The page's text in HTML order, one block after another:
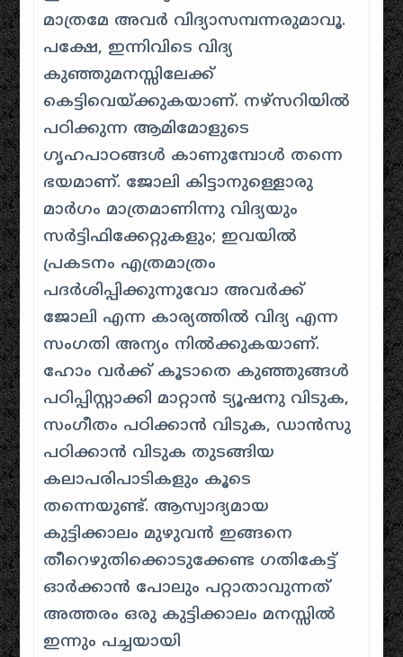
മാത്രമേ അവർ വിദ്യാസമ്പന്നരുമാവൂ.
പക്ഷേ, ഇന്നിവിടെ വിദ്യ
കുഞ്ഞുമനസ്സിലേക്ക്
കെട്ടിവെയ്ക്കുകയാണ്. നഴ്സറിയിൽ
പഠിക്കുന്ന ആമിമോളുടെ
ഗൃഹപാഠങ്ങൾ കാണുമ്പോൾ തന്നെ
ഭയമാണ്. ജോലി കിട്ടാനുള്ളൊരു
മാർഗം മാത്രമാണിന്നു വിദ്യയും
സർട്ടിഫിക്കേറ്റുകളും; ഇവയിൽ
പ്രകടനം എത്രമാത്രം
പദർശിപ്പിക്കുന്നുവോ അവർക്ക്
ജോലി എന്ന കാര്യത്തിൽ വിദ്യ എന്ന
സംഗതി അന്യം നിൽക്കുകയാണ്.
ഹോം വർക്ക് കൂടാതെ കുഞ്ഞുങ്ങൾ
പഠിപ്പിസ്റ്റാക്കി മാറ്റാൻ ട്യൂഷനു വിടുക,
സംഗീതം പഠിക്കാൻ വിടുക, ഡാൻസു
പഠിക്കാൻ വിടുക തുടങ്ങിയ
കലാപരിപാടികളും കൂടെ
തന്നെയുണ്ട്. ആസ്വാദ്യമായ
കുട്ടിക്കാലം മുഴുവൻ ഇങ്ങനെ
തീറെഴുതിക്കൊടുക്കേണ്ട ഗതികേട്ട്
ഓർക്കാൻ പോലും പറ്റാതാവുന്നത്
അത്തരം ഒരു കുട്ടിക്കാലം മനസ്സിൽ
ഇന്നും പച്ചയായി